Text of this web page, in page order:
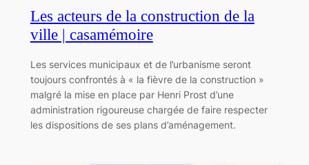
Les acteurs de la construction de la
ville | casamémoire
Les services municipaux et de l’urbanisme seront
toujours confrontés à « la fièvre de la construction »
malgré la mise en place par Henri Prost d’une
administration rigoureuse chargée de faire respecter
les dispositions de ses plans d’aménagement.